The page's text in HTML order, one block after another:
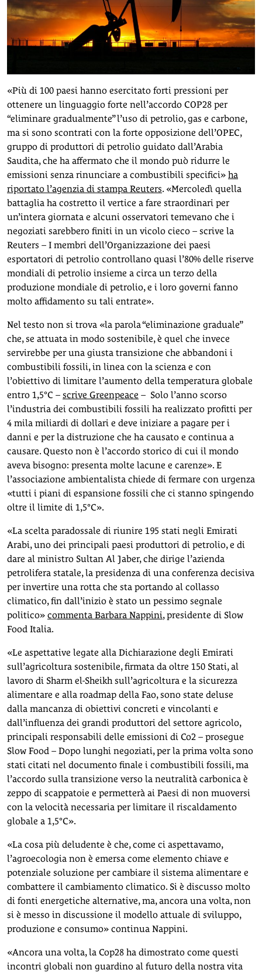
«Più di 100 paesi hanno esercitato forti pressioni per
ottenere un linguaggio forte nell’accordo COP28 per
“eliminare gradualmente” l’uso di petrolio, gas e carbone,
ma si sono scontrati con la forte opposizione dell’OPEC,
gruppo di produttori di petrolio guidato dall’Arabia
Saudita, che ha affermato che il mondo può ridurre le
emissioni senza rinunciare a combustibili specifici» ha
riportato l’agenzia di stampa Reuters. «Mercoledì quella
battaglia ha costretto il vertice a fare straordinari per
un’intera giornata e alcuni osservatori temevano che i
negoziati sarebbero finiti in un vicolo cieco – scrive la
Reuters – I membri dell’Organizzazione dei paesi
esportatori di petrolio controllano quasi l’80% delle riserve
mondiali di petrolio insieme a circa un terzo della
produzione mondiale di petrolio, e i loro governi fanno
molto affidamento su tali entrate».
Nel testo non si trova «la parola “eliminazione graduale”
che, se attuata in modo sostenibile, è quel che invece
servirebbe per una giusta transizione che abbandoni i
combustibili fossili, in linea con la scienza e con
l’obiettivo di limitare l’aumento della temperatura globale
entro 1,5°C – scrive Greenpeace – Solo l’anno scorso
l’industria dei combustibili fossili ha realizzato profitti per
4 mila miliardi di dollari e deve iniziare a pagare per i
danni e per la distruzione che ha causato e continua a
causare. Questo non è l’accordo storico di cui il mondo
aveva bisogno: presenta molte lacune e carenze». E
l’associazione ambientalista chiede di fermare con urgenza
«tutti i piani di espansione fossili che ci stanno spingendo
oltre il limite di 1,5°C».
«La scelta paradossale di riunire 195 stati negli Emirati
Arabi, uno dei principali paesi produttori di petrolio, e di
dare al ministro Sultan Al Jaber, che dirige l’azienda
petrolifera statale, la presidenza di una conferenza decisiva
per invertire una rotta che sta portando al collasso
climatico, fin dall’inizio è stato un pessimo segnale
politico» commenta Barbara Nappini, presidente di Slow
Food Italia.
«Le aspettative legate alla Dichiarazione degli Emirati
sull’agricoltura sostenibile, firmata da oltre 150 Stati, al
lavoro di Sharm el-Sheikh sull’agricoltura e la sicurezza
alimentare e alla roadmap della Fao, sono state deluse
dalla mancanza di obiettivi concreti e vincolanti e
dall’influenza dei grandi produttori del settore agricolo,
principali responsabili delle emissioni di Co2 – prosegue
Slow Food – Dopo lunghi negoziati, per la prima volta sono
stati citati nel documento finale i combustibili fossili, ma
l’accordo sulla transizione verso la neutralità carbonica è
zeppo di scappatoie e permetterà ai Paesi di non muoversi
con la velocità necessaria per limitare il riscaldamento
globale a 1,5°C».
«La cosa più deludente è che, come ci aspettavamo,
l’agroecologia non è emersa come elemento chiave e
potenziale soluzione per cambiare il sistema alimentare e
combattere il cambiamento climatico. Si è discusso molto
di fonti energetiche alternative, ma, ancora una volta, non
si è messo in discussione il modello attuale di sviluppo,
produzione e consumo» continua Nappini.
«Ancora una volta, la Cop28 ha dimostrato come questi
incontri globali non guardino al futuro della nostra vita